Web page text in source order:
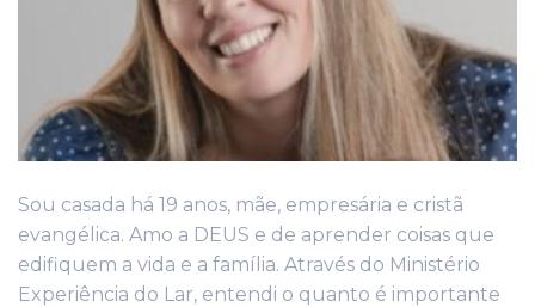
Sou casada há 19 anos, mãe, empresária e cristã
evangélica. Amo a DEUS e de aprender coisas que
edifiquem a vida e a família. Através do Ministério
Experiência do Lar, entendi o quanto é importante